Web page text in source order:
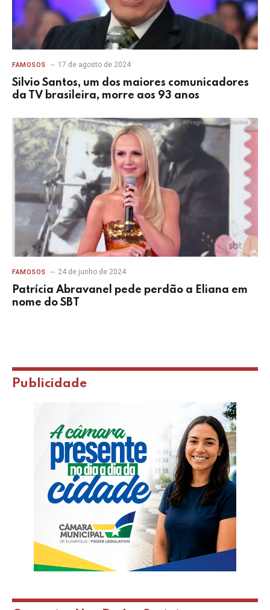
FAMOSOS 17 de agosto de 2024
Silvio Santos, um dos maiores comunicadores
da TV brasileira, morre aos 93 anos
FAMOSOS 24 de junho de 2024
Patrícia Abravanel pede perdão a Eliana em
nome do SBT
Publicidade